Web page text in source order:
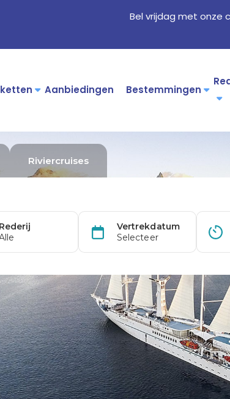
Bel vrijdag met onze
Aanbiedingen Bestemmingen